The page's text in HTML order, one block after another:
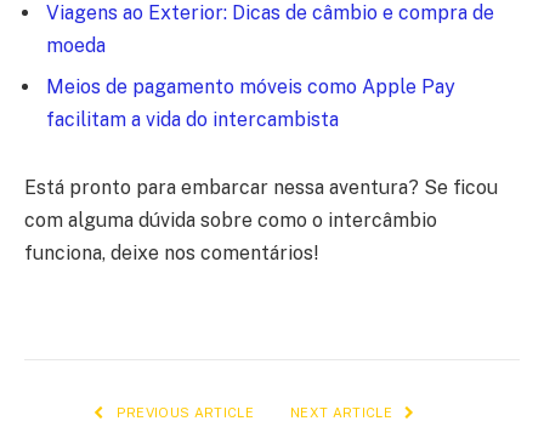
Viagens ao Exterior: Dicas de câmbio e compra de
moeda
Meios de pagamento móveis como Apple Pay
facilitam a vida do intercambista
Está pronto para embarcar nessa aventura? Se ficou
com alguma dúvida sobre como o intercâmbio
funciona, deixe nos comentários!
PREVIOUS ARTICLE NEXT ARTICLE